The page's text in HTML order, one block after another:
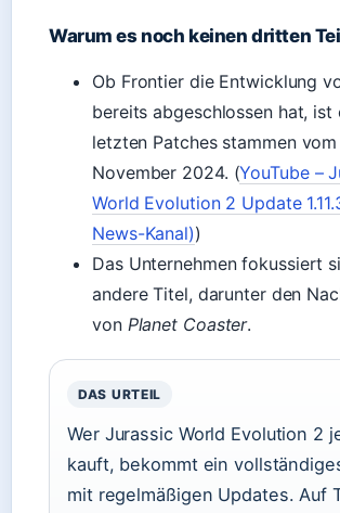
Warum es noch keinen dritten
Ob Frontier die Entwicklung
bereits abgeschlossen hat, ist
letzten Patches stammen vom
November 2024. (YouTube –
World Evolution 2 Update
News-Kanal))
Das Unternehmen fokussiert
andere Titel, darunter den
von Planet Coaster.
DAS URTEIL
Wer Jurassic World Evolution 2
kauft, bekommt ein
mit regelmäßigen Updates. Auf